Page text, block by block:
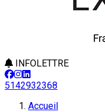
INFOLETTRE
5142932368
Accueil